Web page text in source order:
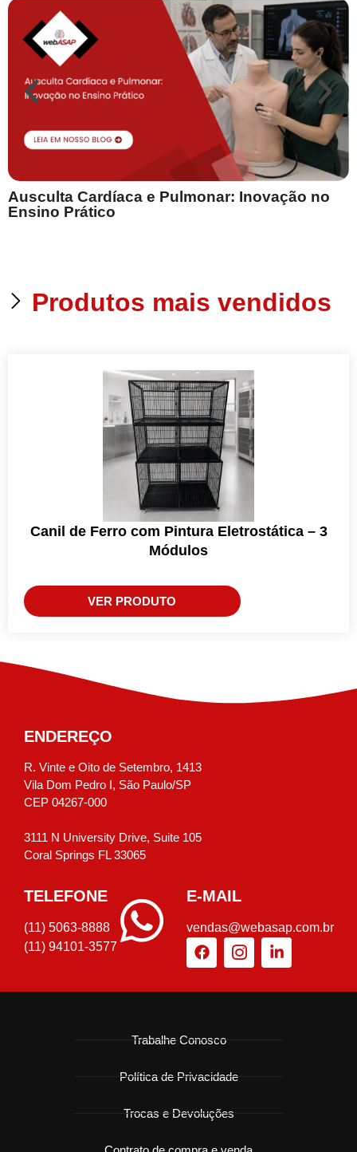
Ausculta Cardíaca e Pulmonar: Inovação no
Ensino Prático
Produtos mais vendidos
Canil de Ferro com Pintura Eletrostática – 3
Módulos
VER PRODUTO
ENDEREÇO
R. Vinte e Oito de Setembro, 1413
Vila Dom Pedro I, São Paulo/SP
CEP 04267-000
3111 N University Drive, Suite 105
Coral Springs FL 33065
TELEFONE
(11) 5063-8888
(11) 94101-3577
E-MAIL
vendas@webasap.com.br
Trabalhe Conosco
Política de Privacidade
Trocas e Devoluções